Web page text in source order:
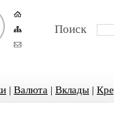
Поиск
| Валюта | Вклады |